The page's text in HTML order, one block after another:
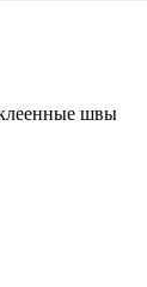
швы